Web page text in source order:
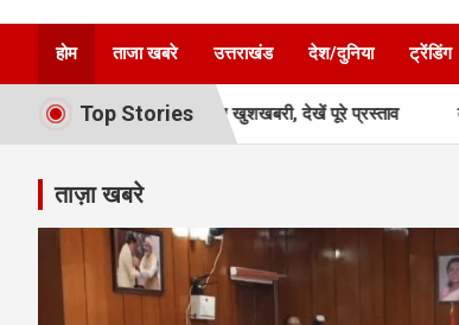
Satya Voice
होम ताजा खबरे उत्तराखंड देश/दुनिया ट्रेंडिंग
Top Stories
वर्ग के लिए खुशखबरी, देखें पूरे प्रस्ताव देहरादून-मसूरी के
ताज़ा खबरे